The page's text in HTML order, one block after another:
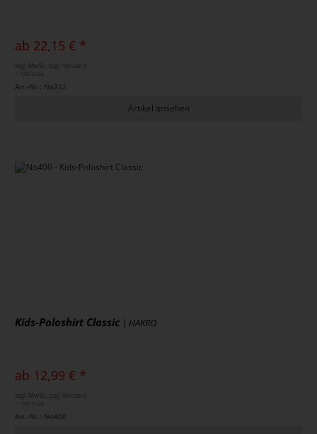
ab 22,15 € *
zzgl. MwSt., zzgl. Versand
Art.-Nr.: No222
Artikel ansehen
Kids-Poloshirt Classic | HAKRO
ab 12,99 € *
zzgl. MwSt., zzgl. Versand
Art.-Nr.: No400